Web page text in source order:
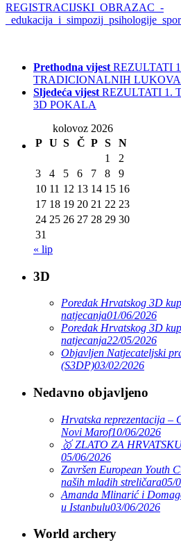
REGISTRACIJSKI_OBRAZAC_-
Prethodna vijest REZULTATI
TRADICIONALNIH LUKOVA
Sljedeća vijest REZULTATI 1.
3D POKALA
kolovoz 2026
P U S Č P S
N
1
2
3
4 5 6 7 8
9
10 11 12 13 14 15 16
17 18 19 20 21 22 23
24 25 26 27 28 29 30
31
« lip
3D
Poredak Hrvatskog 3D
natjecanja01/06/2026
Poredak Hrvatskog 3D
natjecanja22/05/2026
Objavljen Natjecateljski
(S3DP)03/02/2026
Nedavno objavljeno
Hrvatska reprezentacija –
Novi Marof10/06/2026
🥇 ZLATO ZA
05/06/2026
Završen European Youth
naših mladih streličara05/
Amanda Mlinarić i
u Istanbulu03/06/2026
World archery